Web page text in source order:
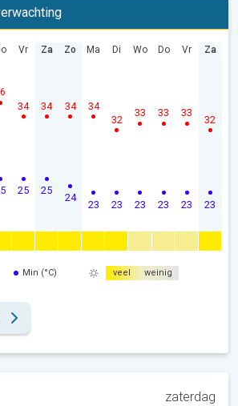
Vr
25
34
Za
25
34
Zo
24
34
Ma
23
34
Di
23
32
Wo
23
33
Do
23
33
Vr
23
33
Za
23
32
Min (°C) veel weinig
zaterdag